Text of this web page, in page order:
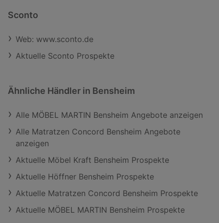
Sconto
Web: www.sconto.de
Aktuelle Sconto Prospekte
Ähnliche Händler in Bensheim
Alle MÖBEL MARTIN Bensheim Angebote anzeigen
Alle Matratzen Concord Bensheim Angebote
anzeigen
Aktuelle Möbel Kraft Bensheim Prospekte
Aktuelle Höffner Bensheim Prospekte
Aktuelle Matratzen Concord Bensheim Prospekte
Aktuelle MÖBEL MARTIN Bensheim Prospekte